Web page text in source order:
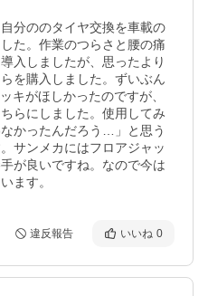
分ののタイヤ交換を車載の
た。作業のつらさと腰の痛
入しましたが、思ったより
を購入しました。ずいぶん
キがほしかったのですが、
らにしました。使用してみ
かったんだろう…」と思う
サンメカにはフロアジャッ
が良いですね。なので今は
ます。
違反報告 いいね 0